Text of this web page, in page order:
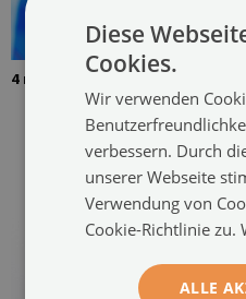
4 mm dickes gehärtetes Glas
Diese
Cookies.
Wir verwenden
verbessern. Durch
unserer Webseite
Verwendung von
Cookie-Richtlinie zu.
ALLE